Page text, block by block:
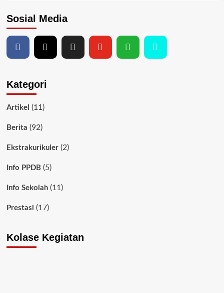
Sosial Media
Kategori
Artikel (11)
Berita (92)
Ekstrakurikuler(2)
Info PPDB(5)
Info Sekolah(11)
Prestasi (17)
Kolase Kegiatan